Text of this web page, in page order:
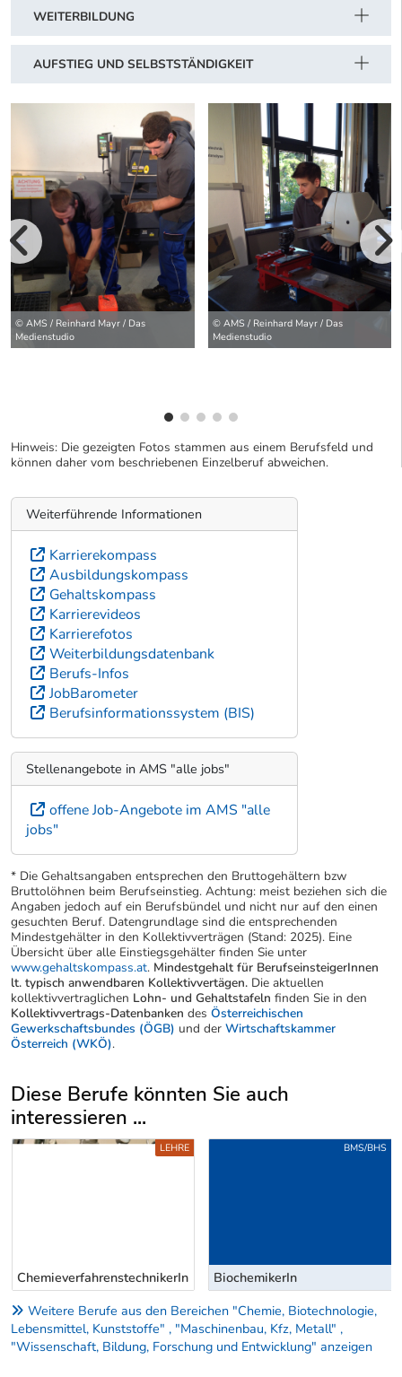
WEITERBILDUNG
AUFSTIEG UND SELBSTSTÄNDIGKEIT
© AMS / Reinhard Mayr / Das
Medienstudio
© AMS / Reinhard Mayr / Das
Medienstudio
Hinweis: Die gezeigten Fotos stammen aus einem Berufsfeld und
können daher vom beschriebenen Einzelberuf abweichen.
Weiterführende Informationen
Karrierekompass
Ausbildungskompass
Gehaltskompass
Karrierevideos
Karrierefotos
Weiterbildungsdatenbank
Berufs-Infos
JobBarometer
Berufsinformationssystem (BIS)
Stellenangebote in AMS "alle jobs"
offene Job-Angebote im AMS "alle
jobs"
* Die Gehaltsangaben entsprechen den Bruttogehältern bzw
Bruttolöhnen beim Berufseinstieg. Achtung: meist beziehen sich die
Angaben jedoch auf ein Berufsbündel und nicht nur auf den einen
gesuchten Beruf. Datengrundlage sind die entsprechenden
Mindestgehälter in den Kollektivverträgen (Stand: 2025). Eine
Übersicht über alle Einstiegsgehälter finden Sie unter
www.gehaltskompass.at. Mindestgehalt für BerufseinsteigerInnen
lt. typisch anwendbaren Kollektivvertägen. Die aktuellen
kollektivvertraglichen Lohn- und Gehaltstafeln finden Sie in den
Kollektivvertrags-Datenbanken des Österreichischen
Gewerkschaftsbundes (ÖGB) und der Wirtschaftskammer
Österreich (WKÖ).
Diese Berufe könnten Sie auch
interessieren ...
Uber weitere Berufsvorschläge
ChemieverfahrenstechnikerIn
LEHRE
BiochemikerIn
BMS/BHS
Weitere Berufe aus den Bereichen "Chemie, Biotechnologie,
Lebensmittel, Kunststoffe" , "Maschinenbau, Kfz, Metall" ,
"Wissenschaft, Bildung, Forschung und Entwicklung" anzeigen